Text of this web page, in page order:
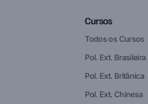
Cursos
Todos os Cursos
Pol. Ext. Brasileira
Pol. Ext. Britânica
Pol. Ext. Chinesa